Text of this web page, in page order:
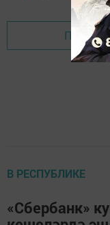
В РЕСПУБЛИКЕ
«Сбербанк»